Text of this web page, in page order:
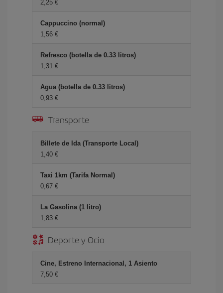
2,25 €
Cappuccino (normal)
1,56 €
Refresco (botella de 0.33 litros)
1,31 €
Agua (botella de 0.33 litros)
0,93 €
Transporte
Billete de Ida (Transporte Local)
1,40 €
Taxi 1km (Tarifa Normal)
0,67 €
La Gasolina (1 litro)
1,83 €
Deporte y Ocio
Cine, Estreno Internacional, 1 Asiento
7,50 €